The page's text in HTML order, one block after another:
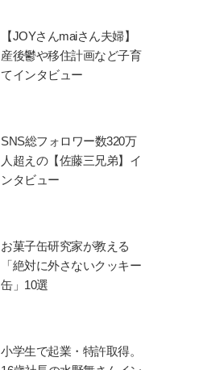
【JOYさんmaiさん夫婦】
産後鬱や移住計画など子育
てインタビュー
SNS総フォロワー数320万
人超えの【佐藤三兄弟】イ
ンタビュー
お菓子缶研究家が教える
「絶対に外さないクッキー
缶」10選
小学生で起業・特許取得。